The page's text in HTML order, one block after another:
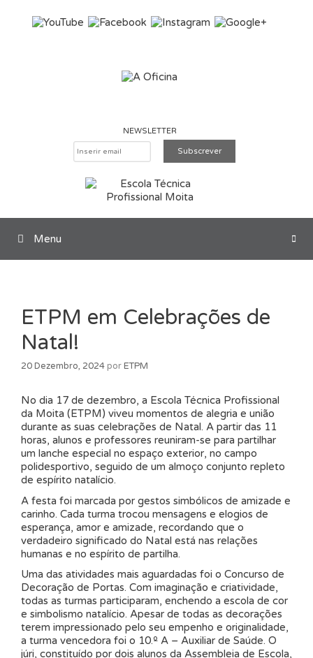
NEWSLETTER
Pesquisar
Menu
ETPM em Celebrações de
Natal!
20 Dezembro, 2024 porETPM
No dia 17 de dezembro, a Escola Técnica Profissional
da Moita (ETPM) viveu momentos de alegria e união
durante as suas celebrações de Natal. A partir das 11
horas, alunos e professores reuniram-se para partilhar
um lanche especial no espaço exterior, no campo
polidesportivo, seguido de um almoço conjunto repleto
de espírito natalício.
A festa foi marcada por gestos simbólicos de amizade e
carinho. Cada turma trocou mensagens e elogios de
esperança, amor e amizade, recordando que o
verdadeiro significado do Natal está nas relações
humanas e no espírito de partilha.
Uma das atividades mais aguardadas foi o Concurso de
Decoração de Portas. Com imaginação e criatividade,
todas as turmas participaram, enchendo a escola de cor
e simbolismo natalício. Apesar de todas as decorações
terem impressionado pelo seu empenho e originalidade,
a turma vencedora foi o 10.º A – Auxiliar de Saúde. O
júri, constituído por dois alunos da Assembleia de Escola,